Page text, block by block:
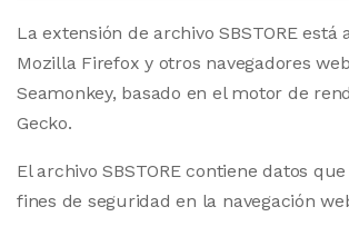
La extensión de archivo SBSTORE está
Mozilla Firefox y otros navegadores
Seamonkey, basado en el motor de
Gecko.
El archivo SBSTORE contiene datos
fines de seguridad en la navegación